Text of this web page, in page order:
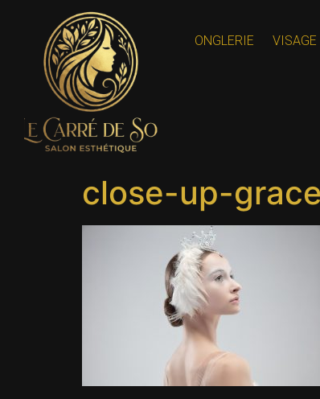
ONGLERIE VISAGE
close-up-